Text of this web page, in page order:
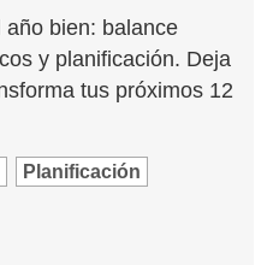
bien: balance
y planificación. Deja
tus próximos 12
Planificación